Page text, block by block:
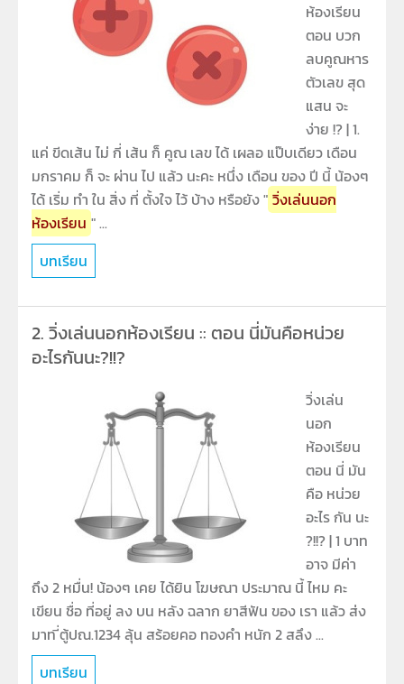
ห้องเรียน
ตอน บวก
ลบคูณหาร
ตัวเลข สุด
แสน จะ
ง่าย !? | 1.
แค่ ขีดเส้น ไม่ กี่ เส้น ก็ คูณ เลข ได้ เผลอ แป๊บเดียว เดือน
มกราคม ก็ จะ ผ่าน ไป แล้ว นะคะ หนึ่ง เดือน ของ ปี นี้ น้องๆ
ได้ เริ่ม ทำ ใน สิ่ง ที่ ตั้งใจ ไว้ บ้าง หรือยัง " วิ่งเล่นนอก
ห้องเรียน " ...
บทเรียน
2. วิ่งเล่นนอกห้องเรียน :: ตอน นี่มันคือหน่วย
อะไรกันนะ?!!?
วิ่งเล่น
นอก
ห้องเรียน
ตอน นี่ มัน
คือ หน่วย
อะไร กัน นะ
?!!? | 1 บาท
อาจ มีค่า
ถึง 2 หมื่น! น้องๆ เคย ได้ยิน โฆษณา ประมาณ นี้ ไหม คะ
เขียน ชื่อ ที่อยู่ ลง บน หลัง ฉลาก ยาสีฟัน ของ เรา แล้ว ส่ง
มาท ี่ตู้ปณ.1234 ลุ้น สร้อยคอ ทองคำ หนัก 2 สลึง ...
บทเรียน